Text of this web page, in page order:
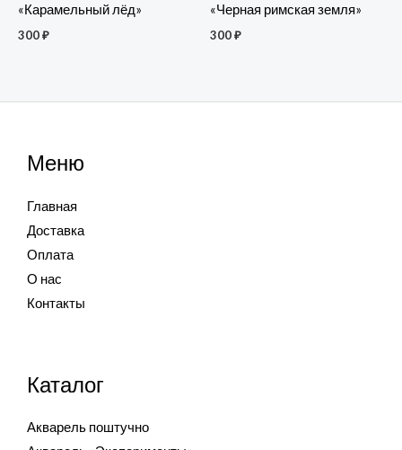
«Карамельный лёд»
300₽
«Черная римская земля»
300₽
Меню
Главная
Доставка
Оплата
О нас
Контакты
Каталог
Акварель поштучно